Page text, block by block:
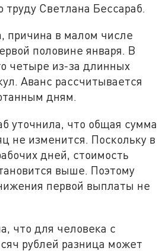
труду Светлана Бессараб.
причина в малом числе
половине января. В
четыре из-за длинных
Аванс рассчитывается
дням.
уточнила, что общая сумма
не изменится. Поскольку в
дней, стоимость
выше. Поэтому
первой выплаты не
что для человека с
рублей разница может